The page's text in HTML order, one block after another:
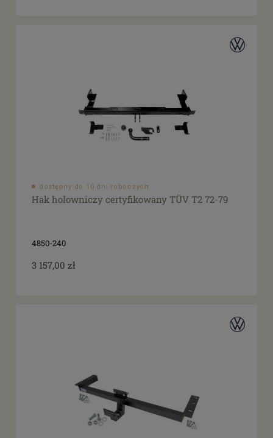
dostępny do 10 dni roboczych
Hak holowniczy certyfikowany TÜV T2 72-79
4850-240
3 157,00 zł